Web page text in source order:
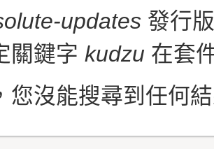
updates 發行
關鍵字 kudzu 在套
您沒能搜尋到任何